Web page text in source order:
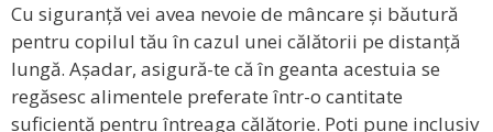
Cu siguranță vei avea nevoie de mâncare și băutură
pentru copilul tău în cazul unei călătorii pe distanță
lungă. Așadar, asigură-te că în geanta acestuia se
regăsesc alimentele preferate într-o cantitate
suficientă pentru întreaga călătorie. Poți pune inclusiv